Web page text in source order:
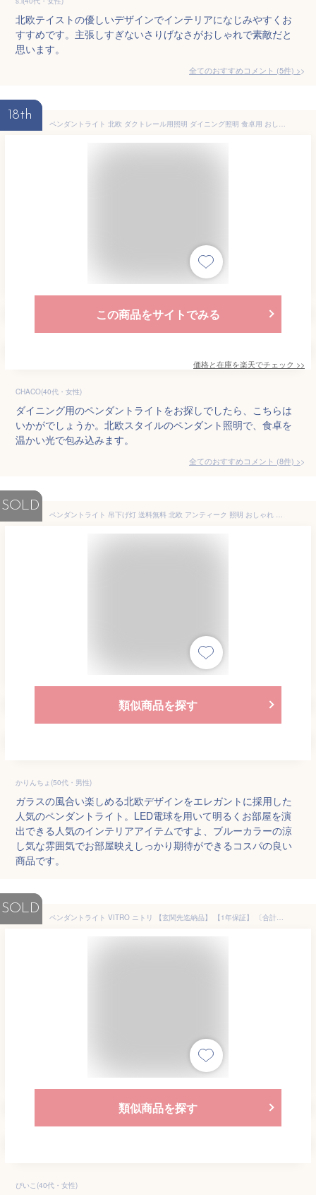
北欧テイストの優しいデザインでインテリアになじみやすくお
すすめです。主張しすぎないさりげなさがおしゃれで素敵だと
思います。
全てのおすすめコメント (5件) >
18th
ペンダントライト 北欧 ダクトレール用照明 ダイニング照明 食卓用 おしゃれ LED対応 キッチン 照明器具 リビング用 居間用 おしゃれ
この商品をサイトでみる
価格と在庫を楽天でチェック >>
CHACO(40代・女性)
ダイニング用のペンダントライトをお探しでしたら、こちらは
いかがでしょうか。北欧スタイルのペンダント照明で、食卓を
温かい光で包み込みます。
全てのおすすめコメント (8件) >
SOLD
ペンダントライト 吊下げ灯 送料無料 北欧 アンティーク 照明 おしゃれ 一人暮らし シンプル ステンドガラス LED電球対応 6畳 8畳 キッチン リビング ダイニング 食卓用 天井照明 エレガント クラシック レトロ
類似商品を探す
かりんちょ(50代・男性)
ガラスの風合い楽しめる北欧デザインをエレガントに採用した
人気のペンダントライト。LED電球を用いて明るくお部屋を演
出できる人気のインテリアアイテムですよ、ブルーカラーの涼
し気な雰囲気でお部屋映えしっかり期待ができるコスパの良い
商品です。
SOLD
ペンダントライト VITRO ニトリ 【玄関先迄納品】 【1年保証】 〔合計金額11000円以上送料無料対象商品〕
類似商品を探す
ぴいこ(40代・女性)